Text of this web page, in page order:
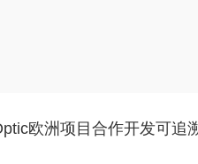
欧洲项目合作开发可追